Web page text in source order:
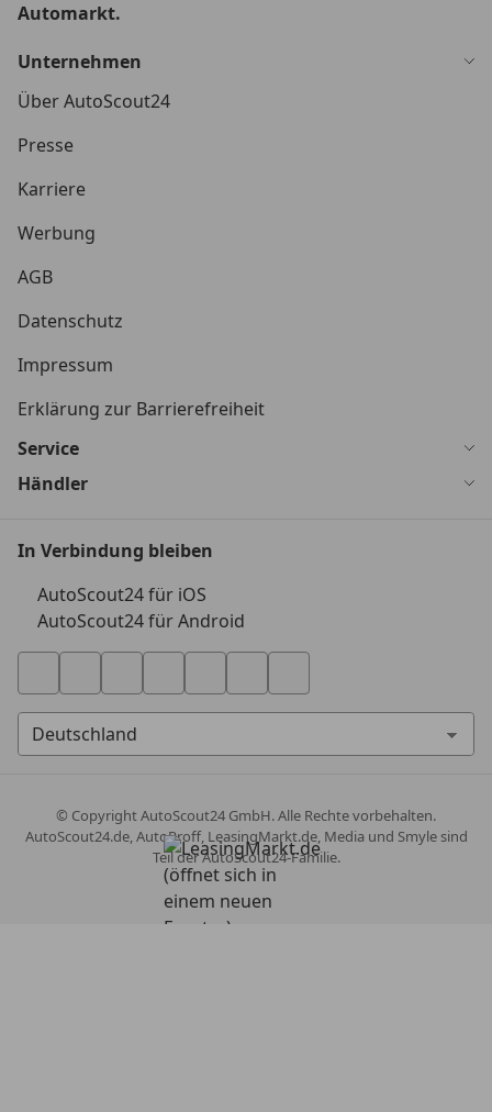
Automarkt.
Unternehmen
Über AutoScout24
Presse
Karriere
Werbung
AGB
Datenschutz
Impressum
Erklärung zur Barrierefreiheit
Service
Händler
In Verbindung bleiben
AutoScout24 für iOS
AutoScout24 für Android
© CopyrightAutoScout24 GmbH. Alle Rechte vorbehalten.
AutoScout24.de, AutoProff, LeasingMarkt.de, Media und Smyle sind
Teil der AutoScout24-Familie.